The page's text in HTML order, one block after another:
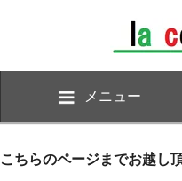
メニュー
こちらのページまでお越し